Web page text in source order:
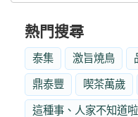
熱門搜尋
泰集 激旨燒鳥
鼎泰豐 喫茶萬歲
這種事、人家不知道啦